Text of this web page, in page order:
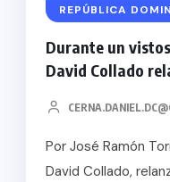
REPÚBLICA
Durante un
David Collado
Por José Ramón
David Collado,